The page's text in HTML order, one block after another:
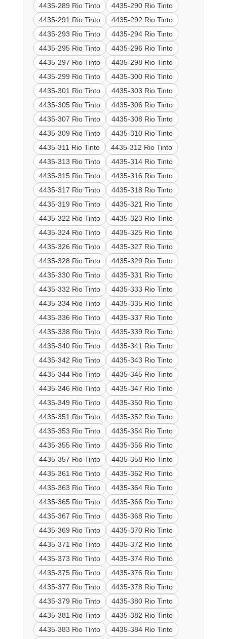
4435-289 Rio Tinto
4435-290 Rio Tinto
4435-291 Rio Tinto
4435-292 Rio Tinto
4435-293 Rio Tinto
4435-294 Rio Tinto
4435-295 Rio Tinto
4435-296 Rio Tinto
4435-297 Rio Tinto
4435-298 Rio Tinto
4435-299 Rio Tinto
4435-300 Rio Tinto
4435-301 Rio Tinto
4435-303 Rio Tinto
4435-305 Rio Tinto
4435-306 Rio Tinto
4435-307 Rio Tinto
4435-308 Rio Tinto
4435-309 Rio Tinto
4435-310 Rio Tinto
4435-311 Rio Tinto
4435-312 Rio Tinto
4435-313 Rio Tinto
4435-314 Rio Tinto
4435-315 Rio Tinto
4435-316 Rio Tinto
4435-317 Rio Tinto
4435-318 Rio Tinto
4435-319 Rio Tinto
4435-321 Rio Tinto
4435-322 Rio Tinto
4435-323 Rio Tinto
4435-324 Rio Tinto
4435-325 Rio Tinto
4435-326 Rio Tinto
4435-327 Rio Tinto
4435-328 Rio Tinto
4435-329 Rio Tinto
4435-330 Rio Tinto
4435-331 Rio Tinto
4435-332 Rio Tinto
4435-333 Rio Tinto
4435-334 Rio Tinto
4435-335 Rio Tinto
4435-336 Rio Tinto
4435-337 Rio Tinto
4435-338 Rio Tinto
4435-339 Rio Tinto
4435-340 Rio Tinto
4435-341 Rio Tinto
4435-342 Rio Tinto
4435-343 Rio Tinto
4435-344 Rio Tinto
4435-345 Rio Tinto
4435-346 Rio Tinto
4435-347 Rio Tinto
4435-349 Rio Tinto
4435-350 Rio Tinto
4435-351 Rio Tinto
4435-352 Rio Tinto
4435-353 Rio Tinto
4435-354 Rio Tinto
4435-355 Rio Tinto
4435-356 Rio Tinto
4435-357 Rio Tinto
4435-358 Rio Tinto
4435-361 Rio Tinto
4435-362 Rio Tinto
4435-363 Rio Tinto
4435-364 Rio Tinto
4435-365 Rio Tinto
4435-366 Rio Tinto
4435-367 Rio Tinto
4435-368 Rio Tinto
4435-369 Rio Tinto
4435-370 Rio Tinto
4435-371 Rio Tinto
4435-372 Rio Tinto
4435-373 Rio Tinto
4435-374 Rio Tinto
4435-375 Rio Tinto
4435-376 Rio Tinto
4435-377 Rio Tinto
4435-378 Rio Tinto
4435-379 Rio Tinto
4435-380 Rio Tinto
4435-381 Rio Tinto
4435-382 Rio Tinto
4435-383 Rio Tinto
4435-384 Rio Tinto